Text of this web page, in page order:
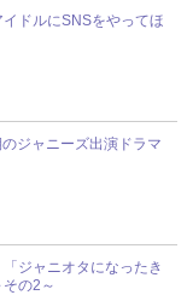
イドルにSNSをやってほ
ジャニーズ出演ドラマ
ジャニオタになったき
の2～